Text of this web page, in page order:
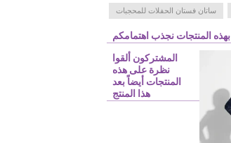
ساتان فستان الحفلات للمحجبات
بهذه المنتجات نجذب اهتمامكم
المشتركون ألقوا
نظرة على هذه
المنتجات أيضاً بعد
هذا المنتج